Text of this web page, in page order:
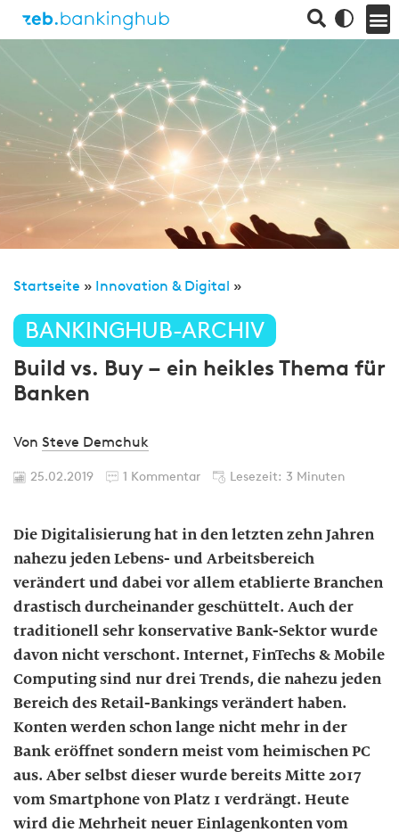
Startseite » Innovation & Digital »
BANKINGHUB-ARCHIV
Build vs. Buy – ein heikles Thema für
Banken
Von Steve Demchuk
25.02.2019 1 Kommentar Lesezeit: 3 Minuten
Die Digitalisierung hat in den letzten zehn Jahren
nahezu jeden Lebens- und Arbeitsbereich
verändert und dabei vor allem etablierte Branchen
drastisch durcheinander geschüttelt. Auch der
traditionell sehr konservative Bank-Sektor wurde
davon nicht verschont. Internet, FinTechs & Mobile
Computing sind nur drei Trends, die nahezu jeden
Bereich des Retail-Bankings verändert haben.
Konten werden schon lange nicht mehr in der
Bank eröffnet sondern meist vom heimischen PC
aus. Aber selbst dieser wurde bereits Mitte 2017
vom Smartphone von Platz 1 verdrängt. Heute
wird die Mehrheit neuer Einlagenkonten vom